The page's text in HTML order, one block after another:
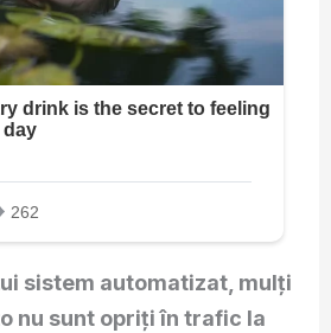
sistem automatizat, mulți
nu sunt opriți în trafic la